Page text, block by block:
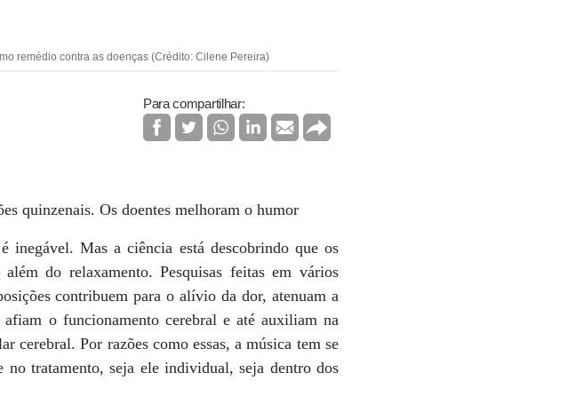
remédio contra as doenças (Crédito: Cilene Pereira)
Para compartilhar:
quinzenais. Os doentes melhoram o humor
inegável. Mas a ciência está descobrindo que os
do relaxamento. Pesquisas feitas em vários
contribuem para o alívio da dor, atenuam a
afiam o funcionamento cerebral e até auxiliam na
cerebral. Por razões como essas, a música tem se
no tratamento, seja ele individual, seja dentro dos